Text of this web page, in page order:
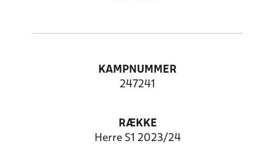
KAMPNUMMER
247241
RÆKKE
Herre S1 2023/24